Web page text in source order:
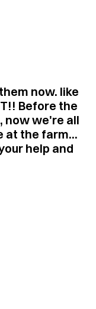
now. like
Before the
now we're all
at the farm...
help and